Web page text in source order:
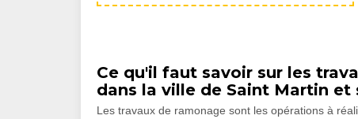
Ce qu'il faut savoir sur les
dans la ville de Saint Martin et
Les travaux de ramonage sont les opérations à